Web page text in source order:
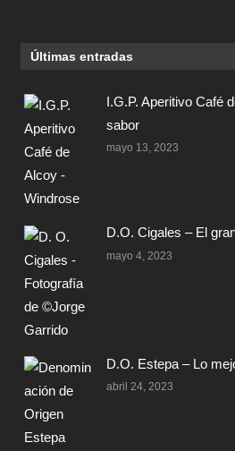
Últimas entradas
I.G.P. Aperitivo Café
sabor
mayo 13, 2023
D.O. Cigales – El
mayo 4, 2023
D.O. Estepa – Lo
abril 24, 2023